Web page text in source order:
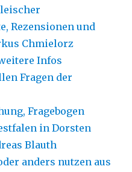
Rezensionen und
Chmielorz
Infos
Fragen der
Fragebogen
in Dorsten
Blauth
anders nutzen aus